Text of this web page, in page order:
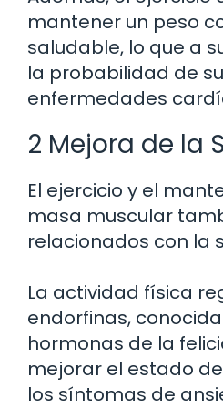
mantener un peso
saludable, lo que a
la probabilidad de
enfermedades
2 Mejora de la
El ejercicio y el
masa muscular
relacionados con la
La actividad física
endorfinas,
hormonas de la
mejorar el estado
los síntomas de